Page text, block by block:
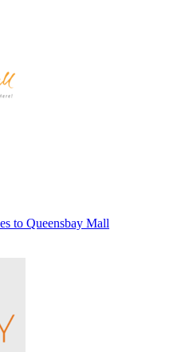
to Queensbay Mall